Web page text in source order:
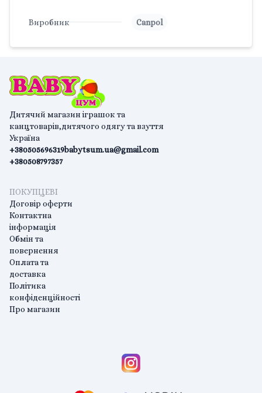
Виробник Canpol
Дитячий магазин іграшок та
канцтоварів,дитячого одягу та взуття
Україна
+380505696319
+380508797357
babytsum.ua@gmail.com
ПОКУПЦЕВІ
Договір оферти
Контактна
інформація
Обмін та
повернення
Оплата та
доставка
Політика
конфіденційності
Про магазин